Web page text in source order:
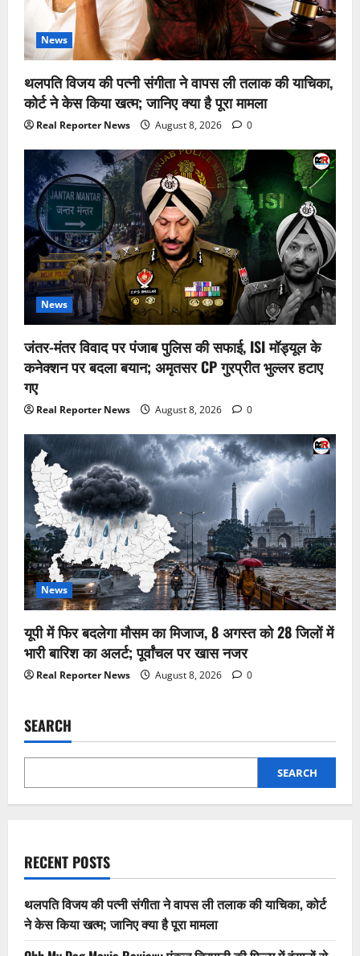
News
थलपति विजय की पत्नी संगीता ने वापस ली तलाक की याचिका,
कोर्ट ने केस किया खत्म; जानिए क्या है पूरा मामला
Real Reporter News August 8, 2026 0
News
जंतर-मंतर विवाद पर पंजाब पुलिस की सफाई, ISI मॉड्यूल के
कनेक्शन पर बदला बयान; अमृतसर CP गुरप्रीत भुल्लर हटाए
गए
Real Reporter News August 8, 2026 0
News
यूपी में फिर बदलेगा मौसम का मिजाज, 8 अगस्त को 28 जिलों में
भारी बारिश का अलर्ट; पूर्वांचल पर खास नजर
Real Reporter News August 8, 2026 0
SEARCH
SEARCH
RECENT POSTS
थलपति विजय की पत्नी संगीता ने वापस ली तलाक की याचिका, कोर्ट
ने केस किया खत्म; जानिए क्या है पूरा मामला